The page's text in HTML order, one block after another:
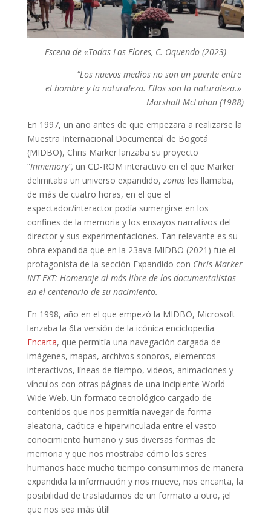
Escena de «Todas Las Flores, C. Oquendo (2023)
“Los nuevos medios no son un puente entre
el hombre y la naturaleza. Ellos son la naturaleza.»
Marshall McLuhan (1988)
En 1997, un año antes de que empezara a realizarse la
Muestra Internacional Documental de Bogotá
(MIDBO), Chris Marker lanzaba su proyecto
“Inmemory”, un CD-ROM interactivo en el que Marker
delimitaba un universo expandido, zonasles llamaba,
de más de cuatro horas, en el que el
espectador/interactor podía sumergirse en los
confines de la memoria y los ensayos narrativos del
director y sus experimentaciones. Tan relevante es su
obra expandida que en la 23ava MIDBO (2021) fue el
protagonista de la sección Expandido con Chris Marker
INT-EXT: Homenaje al más libre de los documentalistas
en el centenario de su nacimiento.
En 1998, año en el que empezó la MIDBO, Microsoft
lanzaba la 6ta versión de la icónica enciclopedia
Encarta, que permitía una navegación cargada de
imágenes, mapas, archivos sonoros, elementos
interactivos, líneas de tiempo, videos, animaciones y
vínculos con otras páginas de una incipiente World
Wide Web. Un formato tecnológico cargado de
contenidos que nos permitía navegar de forma
aleatoria, caótica e hipervinculada entre el vasto
conocimiento humano y sus diversas formas de
memoria y que nos mostraba cómo los seres
humanos hace mucho tiempo consumimos de manera
expandida la información y nos mueve, nos encanta, la
posibilidad de trasladarnos de un formato a otro, ¡el
que nos sea más útil!